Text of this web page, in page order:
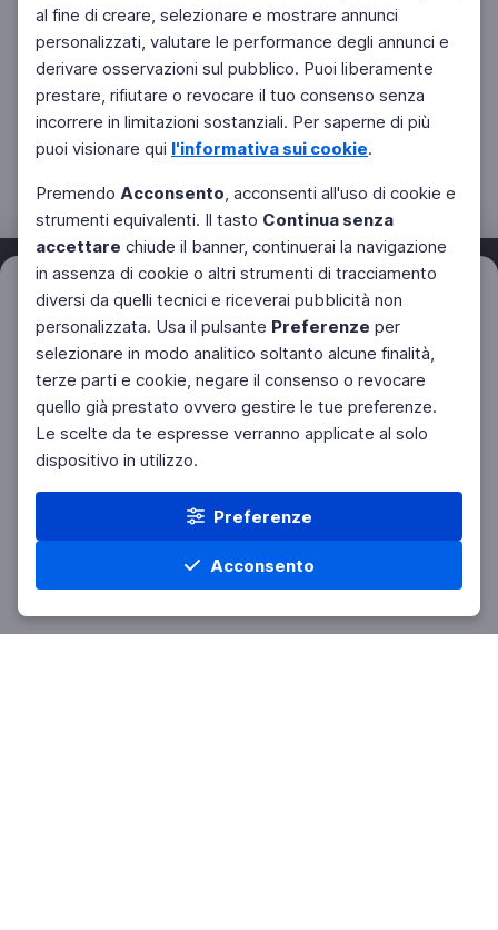
al fine di creare, selezionare e mostrare annunci
personalizzati, valutare le performance degli annunci e
derivare osservazioni sul pubblico. Puoi liberamente
prestare, rifiutare o revocare il tuo consenso senza
incorrere in limitazioni sostanziali. Per saperne di più
puoi visionare qui l'informativa sui cookie.
Premendo Acconsento, acconsenti all'uso di cookie e
strumenti equivalenti. Il tasto Continua senza
accettare chiude il banner, continuerai la navigazione
in assenza di cookie o altri strumenti di tracciamento
diversi da quelli tecnici e riceverai pubblicità non
personalizzata. Usa il pulsante Preferenze per
selezionare in modo analitico soltanto alcune finalità,
terze parti e cookie, negare il consenso o revocare
quello già prestato ovvero gestire le tue preferenze.
Le scelte da te espresse verranno applicate al solo
dispositivo in utilizzo.
Preferenze
Acconsento
Home Materie Cerca Menu
Filtri Azzera
Facebook Twitter Instagram